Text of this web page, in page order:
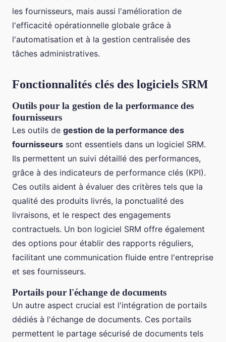
les fournisseurs, mais aussi l'amélioration de
l'efficacité opérationnelle globale grâce à
l'automatisation et à la gestion centralisée des
tâches administratives.
Fonctionnalités clés des logiciels SRM
Outils pour la gestion de la performance des
fournisseurs
Les outils de gestion de la performance des
fournisseurs sont essentiels dans un logiciel SRM.
Ils permettent un suivi détaillé des performances,
grâce à des indicateurs de performance clés (KPI).
Ces outils aident à évaluer des critères tels que la
qualité des produits livrés, la ponctualité des
livraisons, et le respect des engagements
contractuels. Un bon logiciel SRM offre également
des options pour établir des rapports réguliers,
facilitant une communication fluide entre l'entreprise
et ses fournisseurs.
Portails pour l'échange de documents
Un autre aspect crucial est l'intégration de portails
dédiés à l'échange de documents. Ces portails
permettent le partage sécurisé de documents tels